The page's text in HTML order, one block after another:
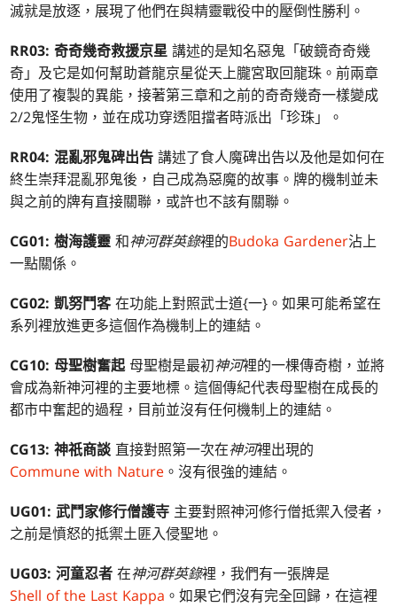
滅就是放逐，展現了他們在與精靈戰役中的壓倒性勝利。
RR03: 奇奇幾奇救援京星 講述的是知名惡鬼「破鏡奇奇幾
奇」及它是如何幫助蒼龍京星從天上朧宮取回龍珠。前兩章
使用了複製的異能，接著第三章和之前的奇奇幾奇一樣變成
2/2鬼怪生物，並在成功穿透阻擋者時派出「珍珠」。
RR04: 混亂邪鬼碑出告 講述了食人魔碑出告以及他是如何在
終生崇拜混亂邪鬼後，自己成為惡魔的故事。牌的機制並未
與之前的牌有直接關聯，或許也不該有關聯。
CG01: 樹海護靈 和神河群英錄裡的Budoka Gardener沾上
一點關係。
CG02: 凱努鬥客 在功能上對照武士道{一}。如果可能希望在
系列裡放進更多這個作為機制上的連結。
CG10: 母聖樹奮起母聖樹是最初神河裡的一棵傳奇樹，並將
會成為新神河裡的主要地標。這個傳紀代表母聖樹在成長的
都市中奮起的過程，目前並沒有任何機制上的連結。
CG13: 神祇商談 直接對照第一次在神河裡出現的
Commune with Nature 。沒有很強的連結。
UG01: 武鬥家修行僧護寺 主要對照神河修行僧抵禦入侵者，
之前是憤怒的抵禦土匪入侵聖地。
UG03: 河童忍者 在神河群英錄裡，我們有一張牌是
Shell of the Last Kappa 。如果它們沒有完全回歸，在這裡